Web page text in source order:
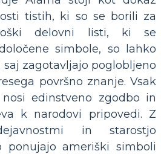
tistih, ki so se borili za
delovni listi, ki se
simbole, so lahko
zagotavljajo poglobljeno
površno znanje. Vsak
edinstveno zgodbo in
k narodovi pripovedi. Z
in starostjo
ponujajo ameriški simboli